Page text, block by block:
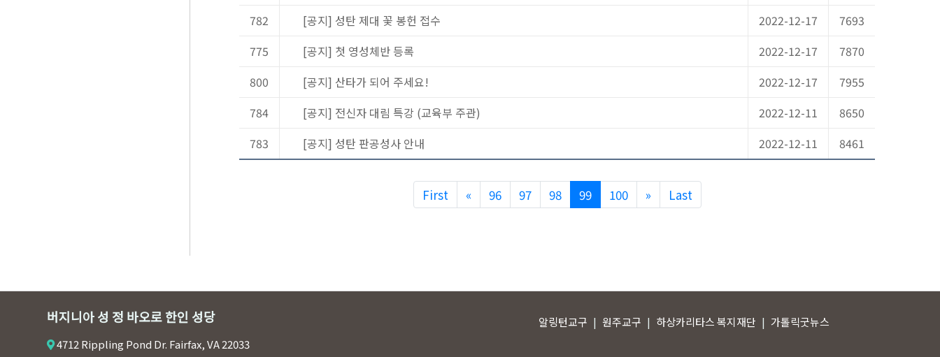
782
[공지] 성탄 제대 꽃 봉헌 접수 2022-12-17
7693
775
[공지] 첫 영성체반 등록 2022-12-17
7870
800
[공지] 산타가 되어 주세요! 2022-12-17
7955
784
[공지] 전신자 대림 특강 (교육부 주관) 2022-12-11
8650
783
[공지] 성탄 판공성사 안내 2022-12-11 8461
First «Previous
96 97 98 99 100 »NextLast
버지니아 성 정 바오로 한인 성당
4712 Rippling Pond Dr. Fairfax, VA 22033
알링턴교구 원주교구 하상카리타스 복지재단 가톨릭굿뉴스